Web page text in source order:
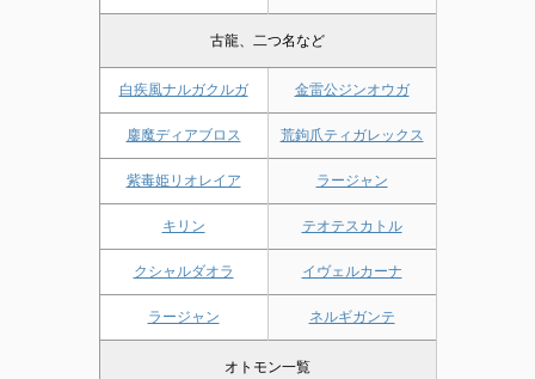
古龍、二つ名など
白疾風ナルガクルガ 金雷公ジンオウガ
鏖魔ディアブロス 荒鉤爪ティガレックス
紫毒姫リオレイア ラージャン
キリン テオテスカトル
クシャルダオラ イヴェルカーナ
ラージャン ネルギガンテ
オトモン一覧